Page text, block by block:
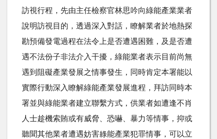
訪視行程，先由主任檢察官林思吟向綠能產業業者
說明訪視目的，透過深入對話，瞭解業者於地熱探
勘預備發電過程在法令上是否遭遇困難，及是否遭
遇不法份子非法介入干擾，綠能業者表示目前尚無
遇到阻礙產業發展之情事發生，同時肯定本署能以
實際行動深入瞭解綠能產業發展進程，拜訪同時本
署並與綠能業者建立聯繫方式，供業者如遭逢不肖
人士趁機索賄或有威脅、恐嚇、暴力等情事，抑或
聽聞其他業者遭遇妨害綠能產業犯罪情事，可以立